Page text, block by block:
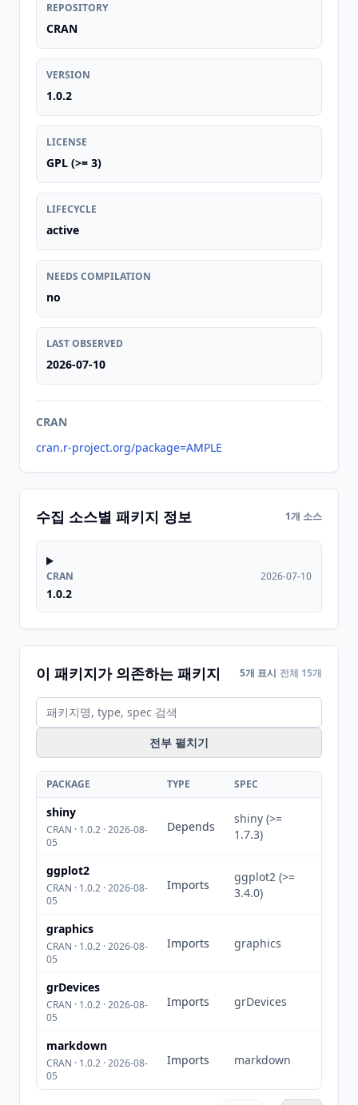
REPOSITORY
CRAN
VERSION
1.0.2
LICENSE
GPL (>= 3)
LIFECYCLE
active
NEEDS COMPILATION
no
LAST OBSERVED
2026-07-10
CRAN
cran.r-project.org/package=AMPLE
수집 소스별 패키지 정보 1개 소스
CRAN
1.0.2
2026-07-10
이 패키지가 의존하는 패키지 5개 표시 전체 15개
전부 펼치기
PACKAGE TYPE SPEC
shiny
CRAN · 1.0.2 · 2026-08-
05
Depends
shiny (>=
1.7.3)
ggplot2
CRAN · 1.0.2 · 2026-08-
05
Imports
ggplot2 (>=
3.4.0)
graphics
CRAN · 1.0.2 · 2026-08-
05
Imports graphics
grDevices
CRAN · 1.0.2 · 2026-08-
05
Imports grDevices
markdown
CRAN · 1.0.2 · 2026-08-
05
Imports markdown